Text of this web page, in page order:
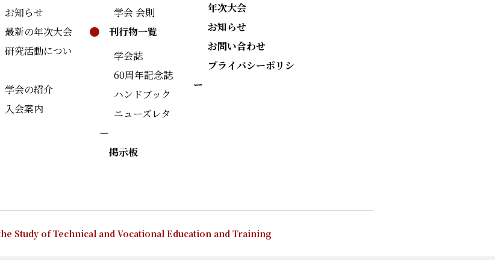
お知らせ
最新の年次大会
研究活動につい
学会の紹介
入会案内
学会 会則
刊行物一覧
学会誌
60周年記念誌
ハンドブック
ニューズレタ
ー
掲示板
年次大会
お知らせ
お問い合わせ
プライバシーポリシ
ー
Study of Technical and Vocational Education and Training